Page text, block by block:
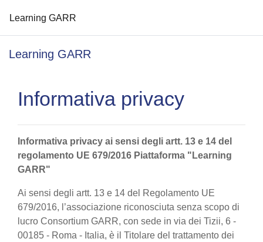
Learning GARR
Learning GARR
Informativa privacy
Informativa privacy ai sensi degli artt. 13 e 14 del
regolamento UE 679/2016 Piattaforma "Learning
GARR"
Ai sensi degli artt. 13 e 14 del Regolamento UE
679/2016, l’associazione riconosciuta senza scopo di
lucro Consortium GARR, con sede in via dei Tizii, 6 -
00185 - Roma - Italia, è il Titolare del trattamento dei